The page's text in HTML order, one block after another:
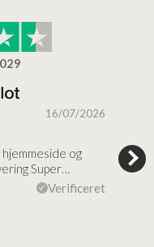
16/07/2026
og
Super…
Verificeret
Jeg
en